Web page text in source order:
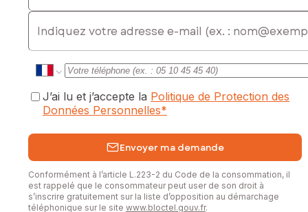
E-mail
J’ai lu et j’accepte la Politique de Protection des
Données Personnelles*
Envoyer ma demande
Conformément à l’article L.223-2 du Code de la consommation, il
est rappelé que le consommateur peut user de son droit à
s’inscrire gratuitement sur la liste d’opposition au démarchage
téléphonique sur le site www.bloctel.gouv.fr.